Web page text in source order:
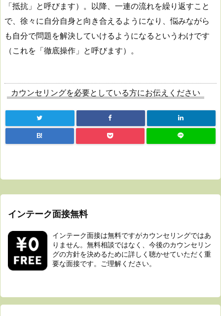
「抵抗」と呼びます）。以降、一連の流れを繰り返すこと
で、徐々に自分自身と向き合えるようになり、悩みながら
も自分で問題を解決していけるようになるというわけです
（これを「徹底操作」と呼びます）。
カウンセリングを必要としている方にお伝えください
B!
インテーク面接無料
インテーク面接は無料ですがカウンセリングではあ
りません。無料相談ではなく、今後のカウンセリン
グの方針を決めるために詳しく聴かせていただく重
要な面接です。ご理解ください。